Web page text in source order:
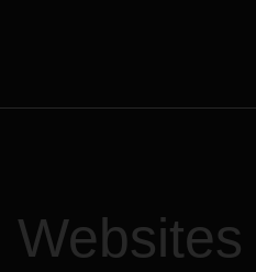
Websites